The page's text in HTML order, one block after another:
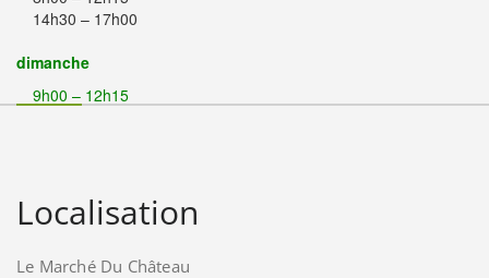
14h30 – 17h00
dimanche
9h00 – 12h15
Localisation
Le Marché Du Château